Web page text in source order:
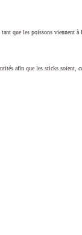
que les poissons
afin que les sticks soient,